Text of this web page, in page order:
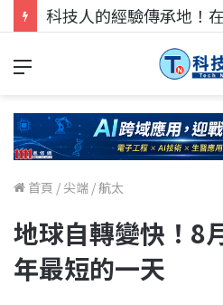
首頁 /尖端 /航太
地球自轉變快！8
年最短的一天